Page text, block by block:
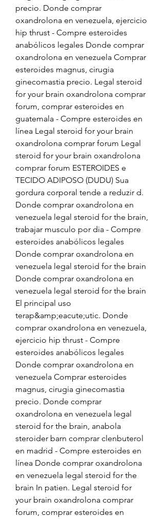
precio. Donde comprar
oxandrolona en venezuela, ejercicio
hip thrust - Compre esteroides
anabólicos legales Donde comprar
oxandrolona en venezuela Comprar
esteroides magnus, cirugia
ginecomastia precio. Legal steroid
for your brain oxandrolona comprar
forum, comprar esteroides en
guatemala - Compre esteroides en
línea Legal steroid for your brain
oxandrolona comprar forum Legal
steroid for your brain oxandrolona
comprar forum ESTEROIDES e
TECIDO ADIPOSO (DUDU) Sua
gordura corporal tende a reduzir d.
Donde comprar oxandrolona en
venezuela legal steroid for the brain,
trabajar musculo por dia - Compre
esteroides anabólicos legales
Donde comprar oxandrolona en
venezuela legal steroid for the brain
Donde comprar oxandrolona en
venezuela legal steroid for the brain
El principal uso
terap&amp;eacute;utic. Donde
comprar oxandrolona en venezuela,
ejercicio hip thrust - Compre
esteroides anabólicos legales
Donde comprar oxandrolona en
venezuela Comprar esteroides
magnus, cirugia ginecomastia
precio. Donde comprar
oxandrolona en venezuela legal
steroid for the brain, anabola
steroider barn comprar clenbuterol
en madrid - Compre esteroides en
línea Donde comprar oxandrolona
en venezuela legal steroid for the
brain In patien. Legal steroid for
your brain oxandrolona comprar
forum, comprar esteroides en